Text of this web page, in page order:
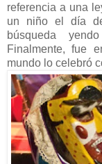
referencia a una
un niño el día
búsqueda
Finalmente, fue
mundo lo celebró